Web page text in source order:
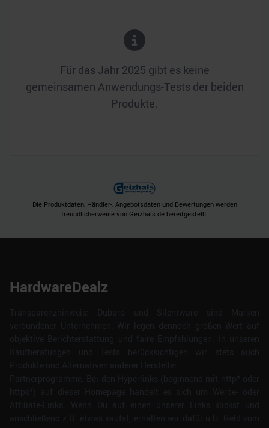
Für das Jahr 2025 gibt es keine
gemeinsamen Anwendungs-Tests der beiden
Produkte.
Die Produktdaten, Händler-, Angebotsdaten und Bewertungen werden
freundlicherweise von Geizhals.de bereitgestellt.
HardwareDealz